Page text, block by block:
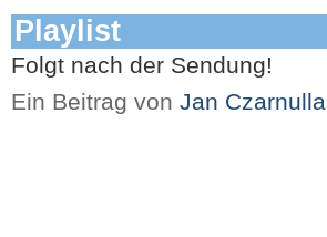
Playlist
Folgt nach der Sendung!
Ein Beitrag von Jan Czarnulla